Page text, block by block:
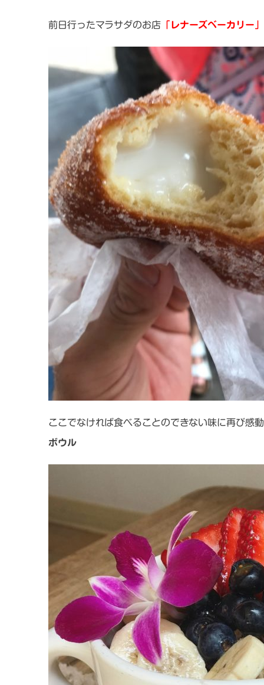
前日行ったマラサダのお店「レナーズベーカリー」
ここでなければ食べることのできない味に再び感
ボウル